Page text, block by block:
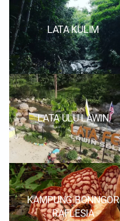
LATA KULIM
LATA ULU LAWIN
KAMPUNG BONNGOR
RAFLESIA